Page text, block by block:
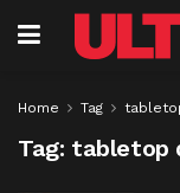
Home Tag
Tag: tabletop